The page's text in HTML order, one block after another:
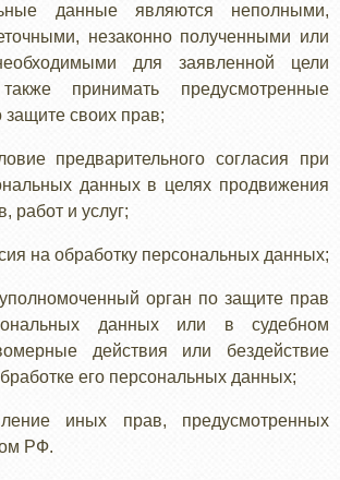
данные являются неполными,
незаконно полученными или
для заявленной цели
принимать предусмотренные
своих прав;
предварительного согласия при
данных в целях продвижения
работ и услуг;
на обработку персональных данных;
орган по защите прав
данных или в судебном
действия или бездействие
его персональных данных;
иных прав, предусмотренных
РФ.